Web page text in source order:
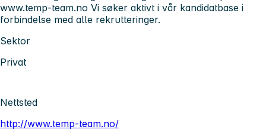
www.temp-team.no Vi søker aktivt i vår kandidatbase i
forbindelse med alle rekrutteringer.
Sektor
Privat
Nettsted
http://www.temp-team.no/